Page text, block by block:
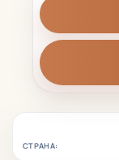
СТРАНА: